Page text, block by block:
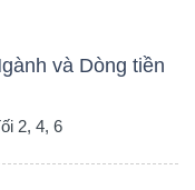
và Dòng tiền
2, 4, 6